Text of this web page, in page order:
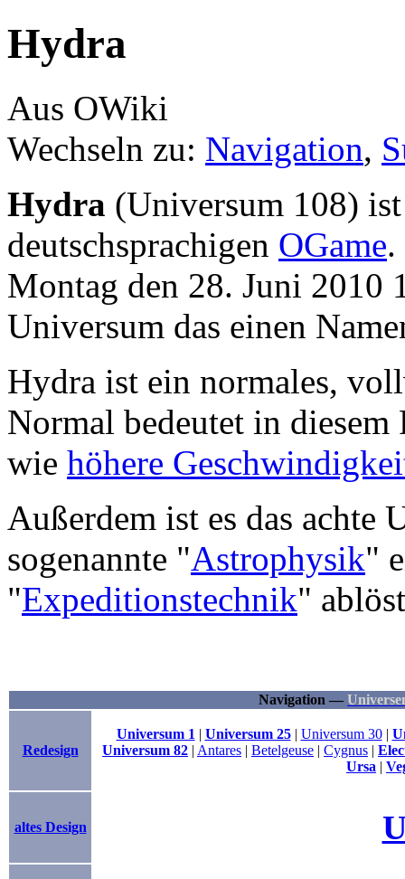
Hydra
Aus OWiki
Wechseln zu: Navigation,
Hydra (Universum 108)
deutschsprachigen OGame.
Montag den 28. Juni 2010
Universum das einen
Hydra ist ein normales,
Normal bedeutet in diesem
wie höhere
Außerdem ist es das achte
sogenannte "Astrophysik"
"Expeditionstechnik"
Navigation —
Redesign
Universum 1 | Universum 25| Universum 30|
Universum 82 | Antares | Betelgeuse | Cygnus |
Ursa |
altes Design